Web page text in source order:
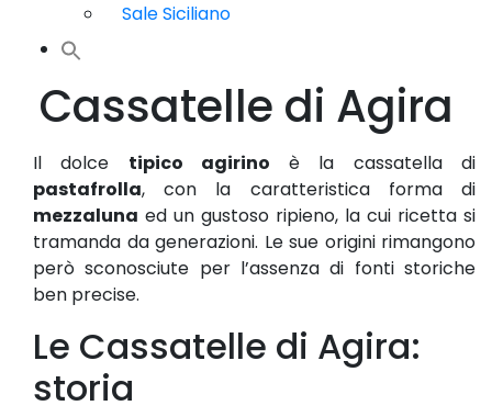
Sale Siciliano
Cassatelle di Agira
Il dolce tipico agirino è la cassatella di
pastafrolla, con la caratteristica forma di
mezzaluna ed un gustoso ripieno, la cui ricetta si
tramanda da generazioni. Le sue origini rimangono
però sconosciute per l’assenza di fonti storiche
ben precise.
Le Cassatelle di Agira:
storia